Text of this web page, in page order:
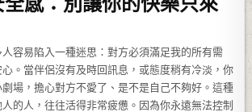
容易陷入一種迷思：對方必須滿足我的所有需
。當伴侶沒有及時回訊息，或態度稍有冷淡，你
場，擔心對方不愛了、是不是自己不夠好。這種
的人，往往活得非常疲憊。因為你永遠無法控制